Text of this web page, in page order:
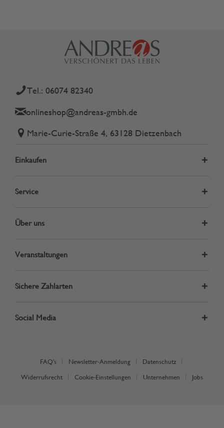
Tel.: 06074 82340
onlineshop@andreas-gmbh.de
Marie-Curie-Straße 4, 63128 Dietzenbach
Einkaufen
Service
Über uns
Veranstaltungen
Sichere Zahlarten
Social Media
FAQ's Newsletter-Anmeldung Datenschutz
Widerrufsrecht Cookie-Einstellungen Unternehmen Jobs